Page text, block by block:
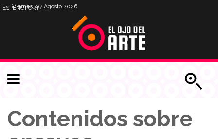
Viernes, 07 Agosto 2026
ESPENGPORT
Contenidos sobre